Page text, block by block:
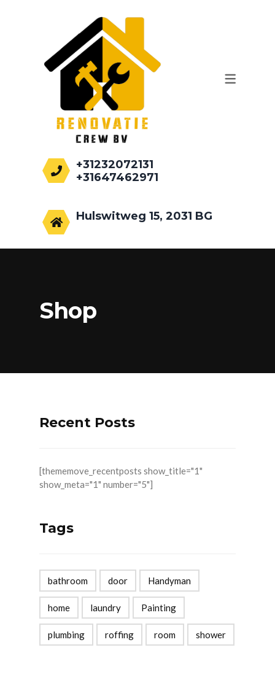
WERKZAAMHEDEN
AANBOUWEN
+31232072131
+31647462971
Hulswitweg 15, 2031 BG
Shop
Recent Posts
[thememove_recentposts show_title="1"
show_meta="1" number="5"]
Tags
bathroom door Handyman
home laundry Painting
plumbing roffing room shower